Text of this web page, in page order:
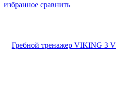
избранное сравнить